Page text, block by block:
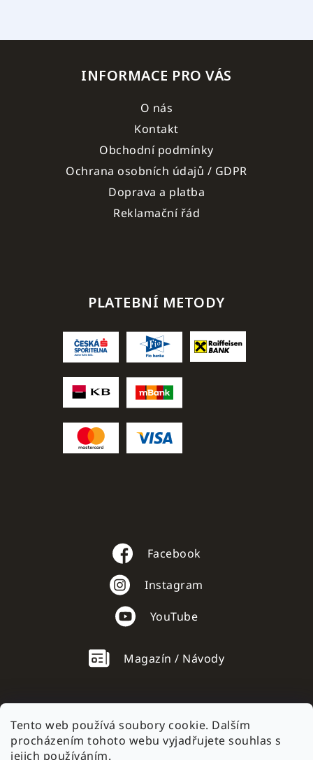
Tento web používá soubory cookie. Dalším
procházením tohoto webu vyjadřujete souhlas s
jejich používáním.
INFORMACE PRO VÁS
O nás
Kontakt
Obchodní podmínky
Ochrana osobních údajů / GDPR
Doprava a platba
Reklamační řád
PLATEBNÍ METODY
Facebook
Instagram
YouTube
Magazín / Návody
AC mobile.sk